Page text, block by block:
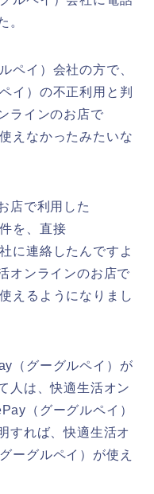
。
ペイ）会社の方で、
イ）の不正利用と判
ラインのお店で
えなかったみたいな
店で利用した
を、直接
に連絡したんですよ
オンラインのお店で
えるようになりまし
（グーグルペイ）が
人は、快適生活オン
（グーグルペイ）
すれば、快適生活オ
ーグルペイ）が使え